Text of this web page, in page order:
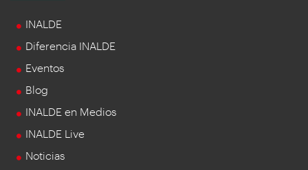
INALDE
Diferencia INALDE
Eventos
Blog
INALDE en Medios
INALDE Live
Noticias